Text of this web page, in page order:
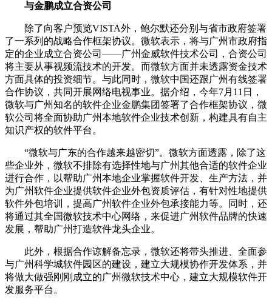
与金鹏成立合资公司
除了向客户预览VISTA外，鲍尔默还分别与省市政府签署
了一系列的战略合作框架协议。微软表示，将与广州市政府指
定的企业成立合资公司——广州金威软件技术公司，合资公司
将主要从事视频流技术的开发。而微软方面并未透露资金技术
方面具体的投资细节。与此同时，微软中国还跟广州有线签署
合作协议，共同开展网络电视事业。据介绍，今年7月11日，
微软与广州知名的软件企业金鹏集团签署了合作框架协议，微
软公司将全面协助广州本地软件企业技术创新，构建具有自主
知识产权的软件平台。
“微软与广东的合作越来越密切”。微软方面透露，除了这
些企业外，微软不排除有选择性地与广州其他合适的软件企业
进行合作，以帮助广州本地企业掌握软件开发、生产方法，并
为广州软件企业提供软件企业外包资质评估，有针对性地提供
软件外包培训，提高广州软件企业外包承接能力等。同时，还
将通过其全国微软技术中心网络，来促进广州软件品牌的快速
发展，帮助广州打造软件龙头企业。
此外，根据合作谅解备忘录，微软还将带头推进、全面参
与广州科学城软件园区的建设，建立大规模协作开发体系，并
将做大做强刚刚成立的广州微软技术中心，建立大规模软件开
发服务平台。